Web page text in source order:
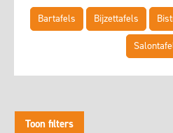
Bartafels Bijzettafels
Toon filters